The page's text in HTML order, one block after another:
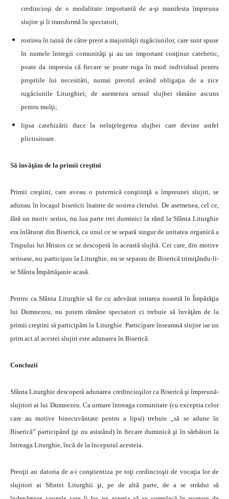
credincioşi de o modalitate importantă de a-şi manifesta împreuna
slujire şi îi transformă în spectatori;
rostirea în taină de către preot a majorităţii rugăciunilor, care sunt spuse
în numele întregii comunităţi şi au un important conţinut catehetic,
poate da impresia că fiecare se poate ruga în mod individual pentru
propriile lui necesităti, numai preotul având obligaţia de a zice
rugăciunile Liturghiei; de asemenea sensul slujbei rămâne ascuns
pentru mulţi;
lipsa catehizării duce la neînţelegerea slujbei care devine astfel
plictisitoare.
Să învăţăm de la primii creştini
Primii creştini, care aveau o puternică conştiinţă a împreunei slujiri, se
adunau în locaşul bisericii înainte de sosirea clerului. De asemenea, cel ce,
fără un motiv serios, nu lua parte trei duminici la rând la Sfânta Liturghie
era înlăturat din Biserică, ca unul ce se separă singur de unitatea organică a
Trupului lui Hristos ce se descoperă în această slujbă. Cei care, din motive
serioase, nu participau la Liturghie, nu se separau de Biserică trimiţându-li-
se Sfânta Împărtăşanie acasă.
Pentru ca Sfânta Liturghie să fie cu adevărat intrarea noastră în Împărăţia
lui Dumnezeu, nu putem rămâne spectatori ci trebuie să învăţăm de la
primii creştini să participăm la Liturghie. Participare înseamnă slujire iar un
prim act al acestei slujiri este adunarea în Biserică.
Concluzii
Sfânta Liturghie descoperă adunarea credincioşilor ca Biserică şi împreună-
slujitori ai lui Dumnezeu. Ca urmare întreaga comunitate (cu exceptia celor
care au motive binecuvântate pentru a lipsi) trebuie „să se adune în
Biserică” participând (şi nu asistând) în fiecare duminică şi în sărbători la
întreaga Liturghie, încă de la începutul acesteia.
Preoţii au datoria de a-i conştientiza pe toţi credincioşii de vocaţia lor de
slujitori ai Sfintei Liturghii şi, pe de altă parte, de a se strădui să